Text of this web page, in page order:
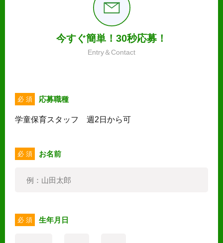
今すぐ簡単！30秒応募！
Entry＆Contact
必 須 応募職種
学童保育スタッフ 週2日から可
必 須 お名前
必 須 生年月日